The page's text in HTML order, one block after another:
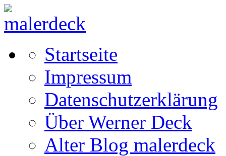
Startseite
Impressum
Datenschutzerklärung
Über Werner Deck
Alter Blog malerdeck